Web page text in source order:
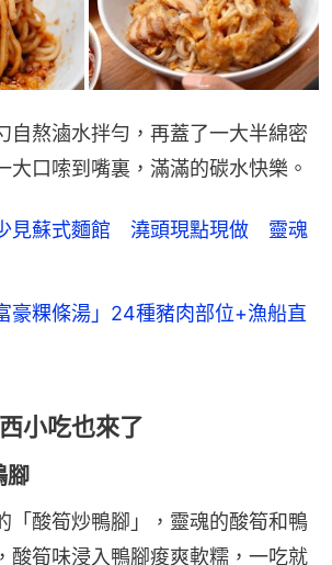
自熬滷水拌勻，再蓋了一大半綿密
大口嗦到嘴裏，滿滿的碳水快樂。
見蘇式麵館 澆頭現點現做 靈魂
豪粿條湯」24種豬肉部位+漁船直
小吃也來了
腳
「酸筍炒鴨腳」，靈魂的酸筍和鴨
酸筍味浸入鴨腳痠爽軟糯，一吃就